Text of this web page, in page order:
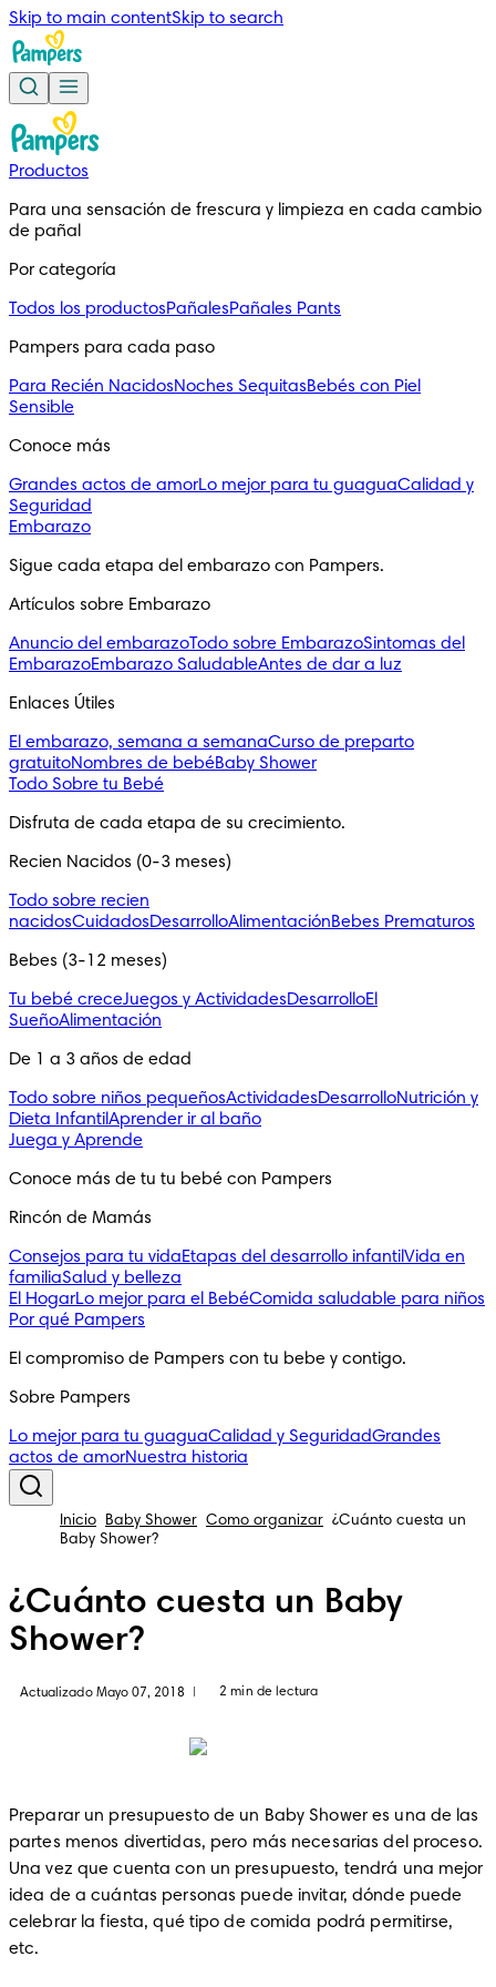
Skip to main contentSkip to search
Productos
Para una sensación de frescura y limpieza en cada cambio
de pañal
Por categoría
Todos los productosPañalesPañales Pants
Pampers para cada paso
Para Recién NacidosNoches SequitasBebés con Piel
Sensible
Conoce más
Grandes actos de amorLo mejor para tu guaguaCalidad y
Seguridad
Embarazo
Sigue cada etapa del embarazo con Pampers.
Artículos sobre Embarazo
Anuncio del embarazoTodo sobre EmbarazoSintomas del
EmbarazoEmbarazo SaludableAntes de dar a luz
Enlaces Útiles
El embarazo, semana a semanaCurso de preparto
gratuitoNombres de bebéBaby Shower
Todo Sobre tu Bebé
Disfruta de cada etapa de su crecimiento.
Recien Nacidos (0-3 meses)
Todo sobre recien
nacidosCuidadosDesarrolloAlimentaciónBebes Prematuros
Bebes (3-12 meses)
Tu bebé creceJuegos y ActividadesDesarrolloEl
SueñoAlimentación
De 1 a 3 años de edad
Todo sobre niños pequeñosActividadesDesarrolloNutrición y
Dieta InfantilAprender ir al baño
Juega y Aprende
Conoce más de tu tu bebé con Pampers
Rincón de Mamás
Consejos para tu vidaEtapas del desarrollo infantilVida en
familiaSalud y belleza
El HogarLo mejor para el BebéComida saludable para niños
Por qué Pampers
El compromiso de Pampers con tu bebe y contigo.
Sobre Pampers
Lo mejor para tu guaguaCalidad y SeguridadGrandes
actos de amorNuestra historia
Inicio Baby Shower Como organizar ¿Cuánto cuesta un
Baby Shower?
¿Cuánto cuesta un Baby
Shower?
Actualizado Mayo 07, 2018 2 min de lectura
Preparar un presupuesto de un Baby Shower es una de las
partes menos divertidas, pero más necesarias del proceso.
Una vez que cuenta con un presupuesto, tendrá una mejor
idea de a cuántas personas puede invitar, dónde puede
celebrar la fiesta, qué tipo de comida podrá permitirse,
etc.